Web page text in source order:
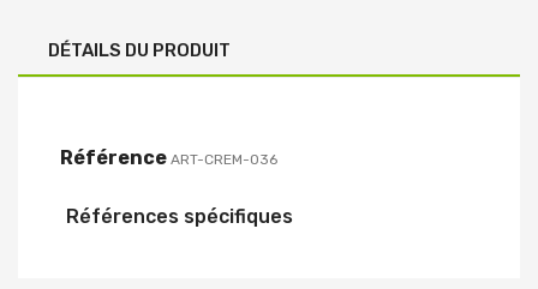
DÉTAILS DU PRODUIT
Référence ART-CREM-036
Références spécifiques